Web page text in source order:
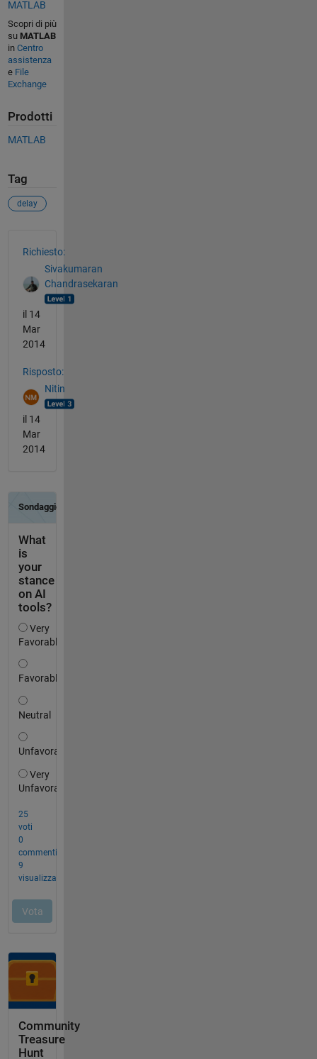
MATLAB
Scopri di più
su MATLAB
in Centro
assistenza
e File
Exchange
Prodotti
MATLAB
Tag
delay
Richiesto:
Sivakumaran
Chandrasekaran
il 14
Mar
2014
Risposto:
Nitin
il 14
Mar
2014
Community
Treasure
Hunt